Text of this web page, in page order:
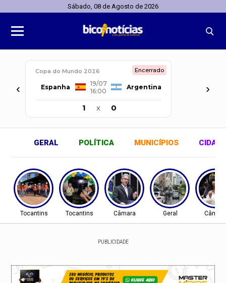
Sábado, 08 de Agosto de 2026
‹
Copa do Mundo 2026 Encerrado
Espanha
19/07
16:00
Argentina
1 x 0
›
GERAL POLÍTICA MUNICÍPIOS
Tocantins Tocantins Câmara Geral
PUBLICIDADE